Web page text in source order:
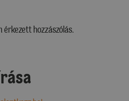
érkezett hozzászólás.